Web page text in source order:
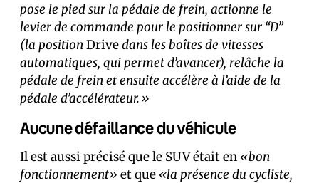
pose le pied sur la pédale de frein, actionne le
levier de commande pour le positionner sur “D”
(la positionDrivedans les boîtes de vitesses
automatiques, qui permet d’avancer), relâche la
pédale de frein et ensuite accélère à l’aide de la
pédale d’accélérateur.»
Aucune défaillance du véhicule
Il est aussi précisé que le SUV était en «bon
fonctionnement» et que «la présence du cycliste,